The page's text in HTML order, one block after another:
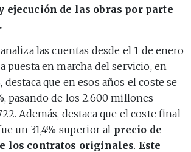
de las obras por parte
las cuentas desde el 1 de enero
puesta en marcha del servicio, en
que en esos años el coste se
pasando de los 2.600 millones
Además, destaca que el coste final
un 31,4% superior al precio de
los contratos originales. Este